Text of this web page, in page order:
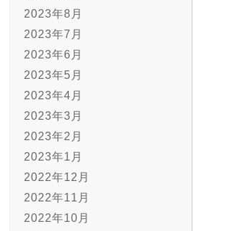
2023年8月
2023年7月
2023年6月
2023年5月
2023年4月
2023年3月
2023年2月
2023年1月
2022年12月
2022年11月
2022年10月